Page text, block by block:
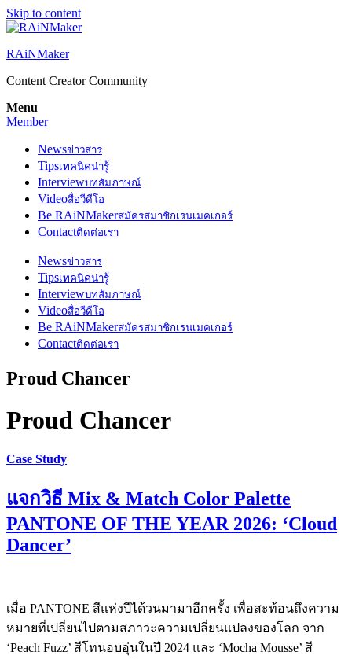
Skip to content
RAiNMaker
Content Creator Community
Menu
Member
Newsข่าวสาร
Tipsเทคนิคน่ารู้
Interviewบทสัมภาษณ์
Videoสื่อวีดีโอ
Be RAiNMakerสมัครสมาชิกเรนเมคเกอร์
Contactติดต่อเรา
Newsข่าวสาร
Tipsเทคนิคน่ารู้
Interviewบทสัมภาษณ์
Videoสื่อวีดีโอ
Be RAiNMakerสมัครสมาชิกเรนเมคเกอร์
Contactติดต่อเรา
Proud Chancer
Proud Chancer
Case Study
แจกวิธี Mix & Match Color Palette
PANTONE OF THE YEAR 2026: ‘Cloud
Dancer’
เมื่อ PANTONE สีแห่งปีได้วนมามาอีกครั้ง เพื่อสะท้อนถึงความ
หมายที่เปลี่ยนไปตามสภาวะความเปลี่ยนแปลงของโลก จาก
‘Peach Fuzz’ สีโทนอบอุ่นในปี 2024 และ ‘Mocha Mousse’ สี